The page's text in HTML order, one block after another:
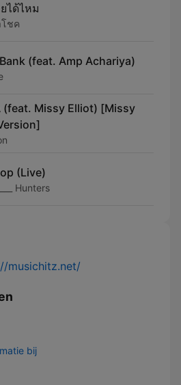
ได้ไหม
ชค
(feat. Amp Achariya)
(feat. Missy Elliot) [Missy
(Live)
Hunters
musichitz.net/
bij